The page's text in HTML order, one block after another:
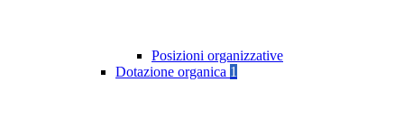
Posizioni organizzative
Dotazione organica 1